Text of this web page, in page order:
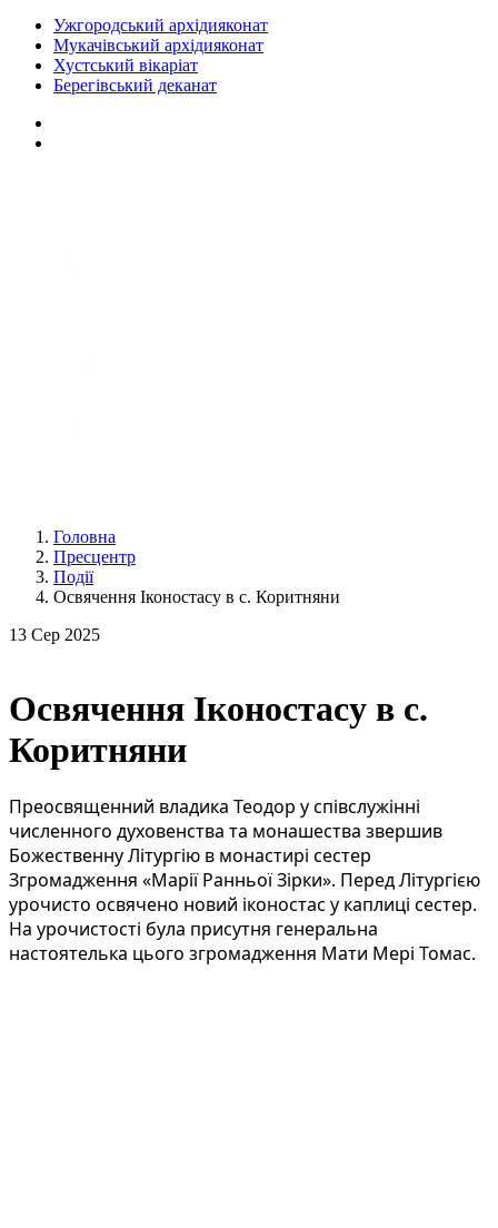
Ужгородський архідияконат
Мукачівський архідияконат
Хустський вікаріат
Берегівський деканат
Головна
Пресцентр
Події
Освячення Іконостасу в с. Коритняни
13 Сер 2025
Освячення Іконостасу в с.
Коритняни
Преосвященний владика Теодор у співслужінні
численного духовенства та монашества звершив
Божественну Літургію в монастирі сестер
Згромадження «Марії Ранньої Зірки». Перед Літургією
урочисто освячено новий іконостас у каплиці сестер.
На урочистості була присутня генеральна
настоятелька цього згромадження Мати Мері Томас.